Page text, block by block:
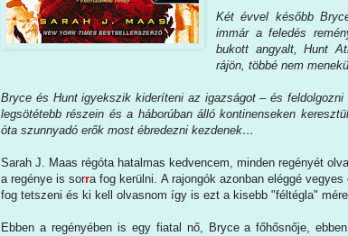
Két évvel később
immár a feledés
bukott angyalt, Hunt
rájön, többé nem
Bryce és Hunt igyekszik kideríteni az igazságot – és
legsötétebb részein és a háborúban álló kontinenseken
óta szunnyadó erők most ébredezni kezdenek…
Sarah J. Maas régóta hatalmas kedvencem, minden regényét
a regénye is sorra fog kerülni. A rajongók azonban eléggé
fog tetszeni és ki kell olvasnom így is ezt a kisebb "féltégla"
Ebben a regényében is egy fiatal nő, Bryce a főhősnője,